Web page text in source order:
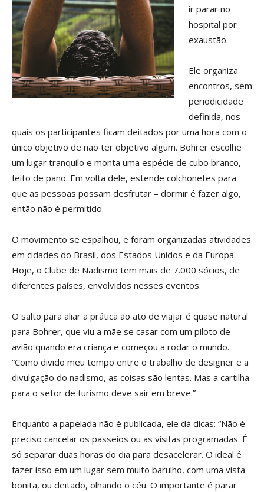
ir parar no
hospital por
exaustão.
Ele organiza
encontros, sem
periodicidade
definida, nos
quais os participantes ficam deitados por uma hora com o
único objetivo de não ter objetivo algum. Bohrer escolhe
um lugar tranquilo e monta uma espécie de cubo branco,
feito de pano. Em volta dele, estende colchonetes para
que as pessoas possam desfrutar – dormir é fazer algo,
então não é permitido.
O movimento se espalhou, e foram organizadas atividades
em cidades do Brasil, dos Estados Unidos e da Europa.
Hoje, o Clube de Nadismo tem mais de 7.000 sócios, de
diferentes países, envolvidos nesses eventos.
O salto para aliar a prática ao ato de viajar é quase natural
para Bohrer, que viu a mãe se casar com um piloto de
avião quando era criança e começou a rodar o mundo.
“Como divido meu tempo entre o trabalho de designer e a
divulgação do nadismo, as coisas são lentas. Mas a cartilha
para o setor de turismo deve sair em breve.”
Enquanto a papelada não é publicada, ele dá dicas: “Não é
preciso cancelar os passeios ou as visitas programadas. É
só separar duas horas do dia para desacelerar. O ideal é
fazer isso em um lugar sem muito barulho, com uma vista
bonita, ou deitado, olhando o céu. O importante é parar